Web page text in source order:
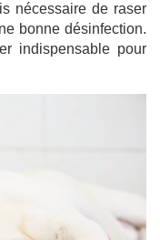
nécessaire de raser
bonne désinfection.
indispensable pour